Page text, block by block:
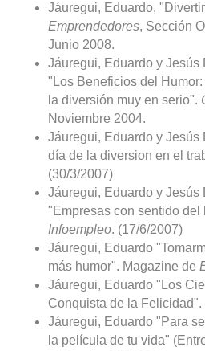
Jáuregui, Eduardo,
Emprendedores, Sección
Junio 2008.
Jáuregui, Eduardo y Jesús
"Los Beneficios del
la diversión muy en serio".
Noviembre 2004.
Jáuregui, Eduardo y Jesús
día de la diversion en el
(30/3/2007)
Jáuregui, Eduardo y Jesús
"Empresas con sentido del
Infoempleo. (17/6/2007)
Jáuregui, Eduardo
más humor". Magazine de
Jáuregui, Eduardo "Los
Conquista de la Felicidad".
Jáuregui, Eduardo "Para
la película de tu vida"